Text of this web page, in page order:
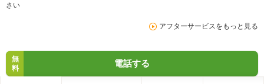
さい
アフターサービスをもっと見る
無
料
電話する